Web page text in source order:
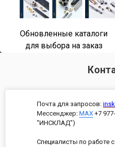
Обновленные каталоги
для выбора на заказ
Почта для запросов:
Мессенджер: MAX +7
"ИНСКЛАД")
Специалисты по работе